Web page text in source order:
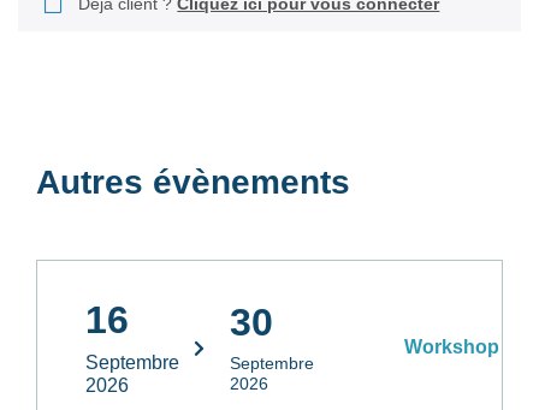
Autres évènements
16
Septembre
2026
30
Septembre
2026
Workshop